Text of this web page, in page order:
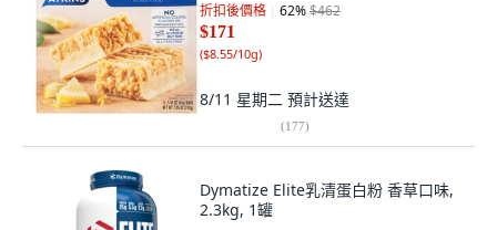
折扣後價格 62%$462
$171
($8.55/10g)
8/11 星期二 預計送達
(177)
Dymatize Elite乳清蛋白粉 香草口味,
2.3kg, 1罐